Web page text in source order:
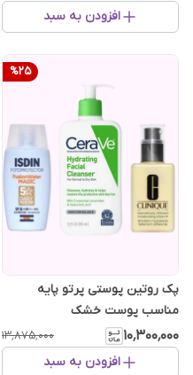
افزودن به سبد
%25
پک روتین پوستی پرتو پایه
مناسب پوست خشک
۱۰٬۳۰۰٬۰۰۰ ۱۳٬۸۷۵٬۰۰۰
افزودن به سبد